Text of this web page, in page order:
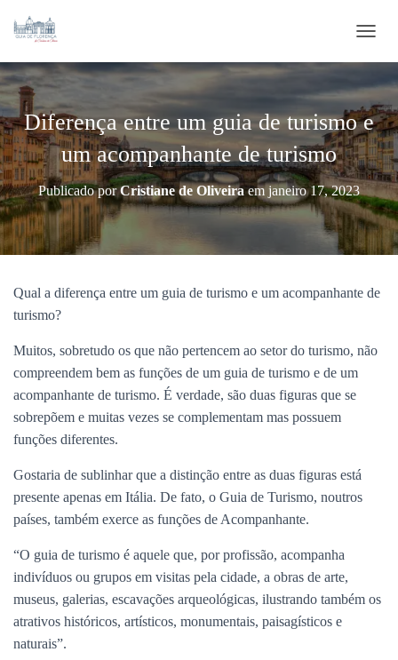
Diferença entre um guia de turismo e
um acompanhante de turismo
Publicado porCristiane de Oliveiraem janeiro 17, 2023
Qual a diferença entre um guia de turismo e um acompanhante de
turismo?
Muitos, sobretudo os que não pertencem ao setor do turismo, não
compreendem bem as funções de um guia de turismo e de um
acompanhante de turismo. É verdade, são duas figuras que se
sobrepõem e muitas vezes se complementam mas possuem
funções diferentes.
Gostaria de sublinhar que a distinção entre as duas figuras está
presente apenas em Itália. De fato, o Guia de Turismo, noutros
países, também exerce as funções de Acompanhante.
“O guia de turismo é aquele que, por profissão, acompanha
indivíduos ou grupos em visitas pela cidade, a obras de arte,
museus, galerias, escavações arqueológicas, ilustrando também os
atrativos históricos, artísticos, monumentais, paisagísticos e
naturais”.